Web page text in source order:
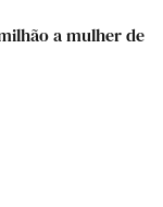
a mulher de